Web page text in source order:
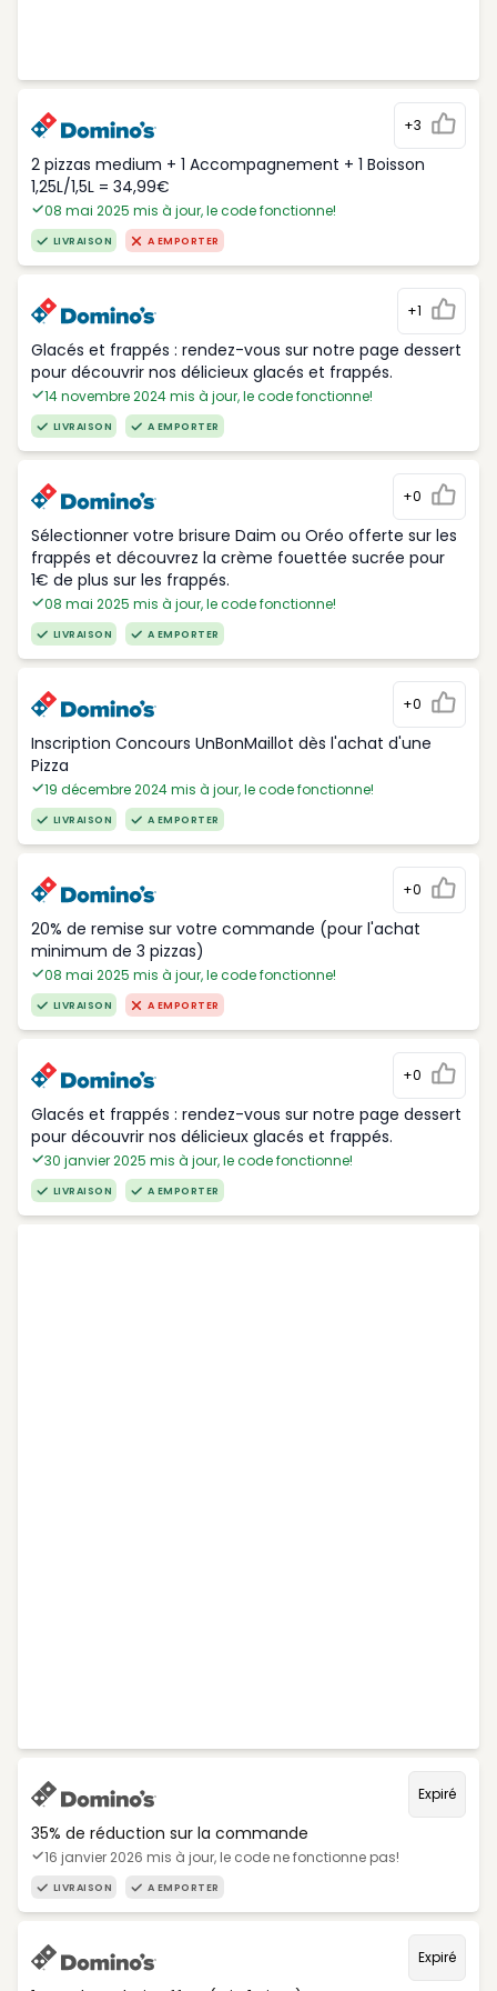
+3
2 pizzas medium + 1 Accompagnement + 1 Boisson
1,25L/1,5L = 34,99€
08 mai 2025 mis à jour, le code fonctionne!
LIVRAISON A EMPORTER
+1
Glacés et frappés : rendez-vous sur notre page dessert
pour découvrir nos délicieux glacés et frappés.
14 novembre 2024 mis à jour, le code fonctionne!
LIVRAISON A EMPORTER
+0
Sélectionner votre brisure Daim ou Oréo offerte sur les
frappés et découvrez la crème fouettée sucrée pour
1€ de plus sur les frappés.
08 mai 2025 mis à jour, le code fonctionne!
LIVRAISON A EMPORTER
+0
Inscription Concours UnBonMaillot dès l'achat d'une
Pizza
19 décembre 2024 mis à jour, le code fonctionne!
LIVRAISON A EMPORTER
+0
20% de remise sur votre commande (pour l'achat
minimum de 3 pizzas)
08 mai 2025 mis à jour, le code fonctionne!
LIVRAISON A EMPORTER
+0
Glacés et frappés : rendez-vous sur notre page dessert
pour découvrir nos délicieux glacés et frappés.
30 janvier 2025 mis à jour, le code fonctionne!
LIVRAISON A EMPORTER
Expiré
35% de réduction sur la commande
16 janvier 2026 mis à jour, le code ne fonctionne pas!
LIVRAISON A EMPORTER
Expiré